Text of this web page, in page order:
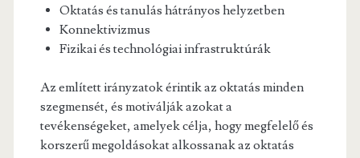
Oktatás és tanulás hátrányos helyzetben
Konnektivizmus
Fizikai és technológiai infrastruktúrák
Az említett irányzatok érintik az oktatás minden
szegmensét, és motiválják azokat a
tevékenségeket, amelyek célja, hogy megfelelő és
korszerű megoldásokat alkossanak az oktatás